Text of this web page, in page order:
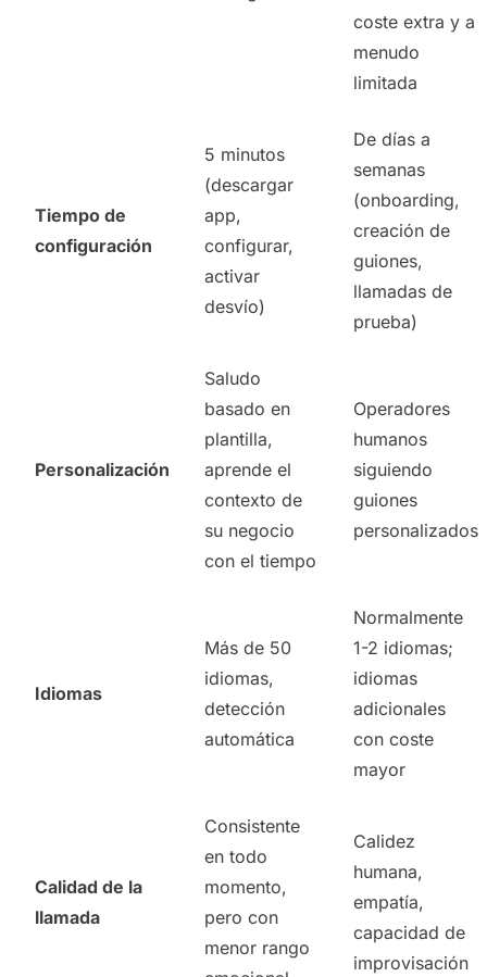
coste extra y a
menudo
limitada
Tiempo de
configuración
5 minutos
(descargar
app,
configurar,
activar
desvío)
De días a
semanas
(onboarding,
creación de
guiones,
llamadas de
prueba)
Personalización
Saludo
basado en
plantilla,
aprende el
contexto de
su negocio
con el tiempo
Operadores
humanos
siguiendo
guiones
personalizados
Idiomas
Más de 50
idiomas,
detección
automática
Normalmente
1-2 idiomas;
idiomas
adicionales
con coste
mayor
Calidad de la
llamada
Consistente
en todo
momento,
pero con
menor rango
Calidez
humana,
empatía,
capacidad de
improvisación